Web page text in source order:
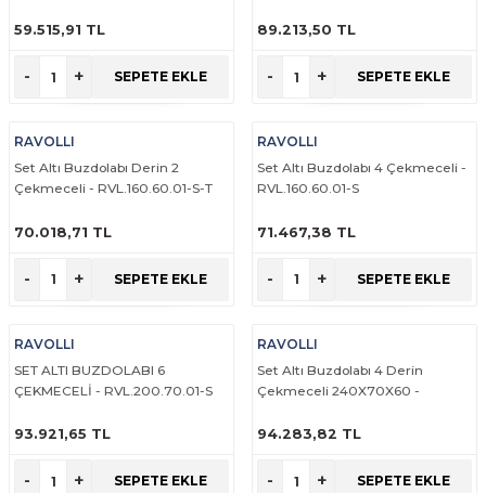
59.515,91 TL
- + SEPETE EKLE
89.213,50 TL
- + SEPETE EKLE
RAVOLLI
Set Altı Buzdolabı Derin 2
Çekmeceli - RVL.160.60.01-S-T
70.018,71 TL
- + SEPETE EKLE
RAVOLLI
Set Altı Buzdolabı 4 Çekmeceli -
RVL.160.60.01-S
71.467,38 TL
- + SEPETE EKLE
RAVOLLI
SET ALTI BUZDOLABI 6
ÇEKMECELİ - RVL.200.70.01-S
93.921,65 TL
- + SEPETE EKLE
RAVOLLI
Set Altı Buzdolabı 4 Derin
Çekmeceli 240X70X60 -
94.283,82 TL
- + SEPETE EKLE